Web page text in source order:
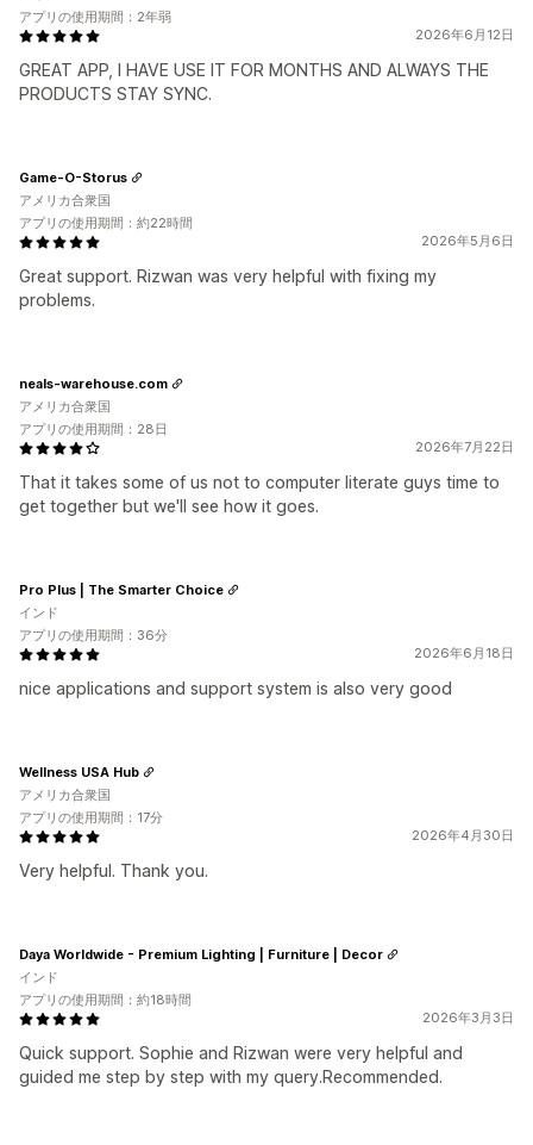
2026年6月12日
GREAT APP, I HAVE USE IT FOR MONTHS AND ALWAYS THE
PRODUCTS STAY SYNC.
アプリの使用期間：2年弱
2026年5月6日
Great support. Rizwan was very helpful with fixing my
problems.
Game-O-Storus
アメリカ合衆国
アプリの使用期間：約22時間
2026年7月22日
That it takes some of us not to computer literate guys time to
get together but we'll see how it goes.
neals-warehouse.com
アメリカ合衆国
アプリの使用期間：28日
2026年6月18日
nice applications and support system is also very good
Pro Plus | The Smarter Choice
インド
アプリの使用期間：36分
2026年4月30日
Very helpful. Thank you.
Wellness USA Hub
アメリカ合衆国
アプリの使用期間：17分
2026年3月3日
Quick support. Sophie and Rizwan were very helpful and
guided me step by step with my query.Recommended.
Daya Worldwide - Premium Lighting | Furniture | Decor
インド
アプリの使用期間：約18時間